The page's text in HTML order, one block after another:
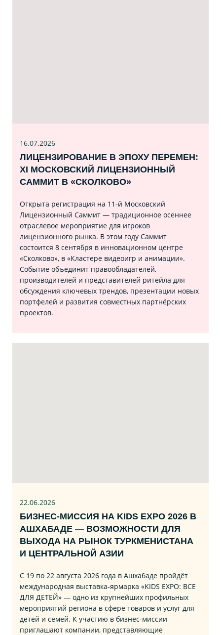
16.07.2026
ЛИЦЕНЗИРОВАНИЕ В ЭПОХУ ПЕРЕМЕН:
XI МОСКОВСКИЙ ЛИЦЕНЗИОННЫЙ
САММИТ В «СКОЛКОВО»
Открыта регистрация на 11‑й Московский
Лицензионный Саммит — традиционное осеннее
отраслевое мероприятие для игроков
лицензионного рынка. В этом году Саммит
состоится 8 сентября в инновационном центре
«Сколково», в «Кластере видеоигр и анимации».
Событие объединит правообладателей,
производителей и представителей ритейла для
обсуждения ключевых трендов, презентации новых
портфелей и развития совместных партнёрских
проектов.
22.06.2026
БИЗНЕС‑МИССИЯ НА KIDS EXPO 2026 В
АШХАБАДЕ — ВОЗМОЖНОСТИ ДЛЯ
ВЫХОДА НА РЫНОК ТУРКМЕНИСТАНА
И ЦЕНТРАЛЬНОЙ АЗИИ
С 19 по 22 августа 2026 года в Ашхабаде пройдёт
международная выставка‑ярмарка «KIDS EXPO: ВСЕ
ДЛЯ ДЕТЕЙ» — одно из крупнейших профильных
мероприятий региона в сфере товаров и услуг для
детей и семей. К участию в бизнес‑миссии
приглашают компании, представляющие